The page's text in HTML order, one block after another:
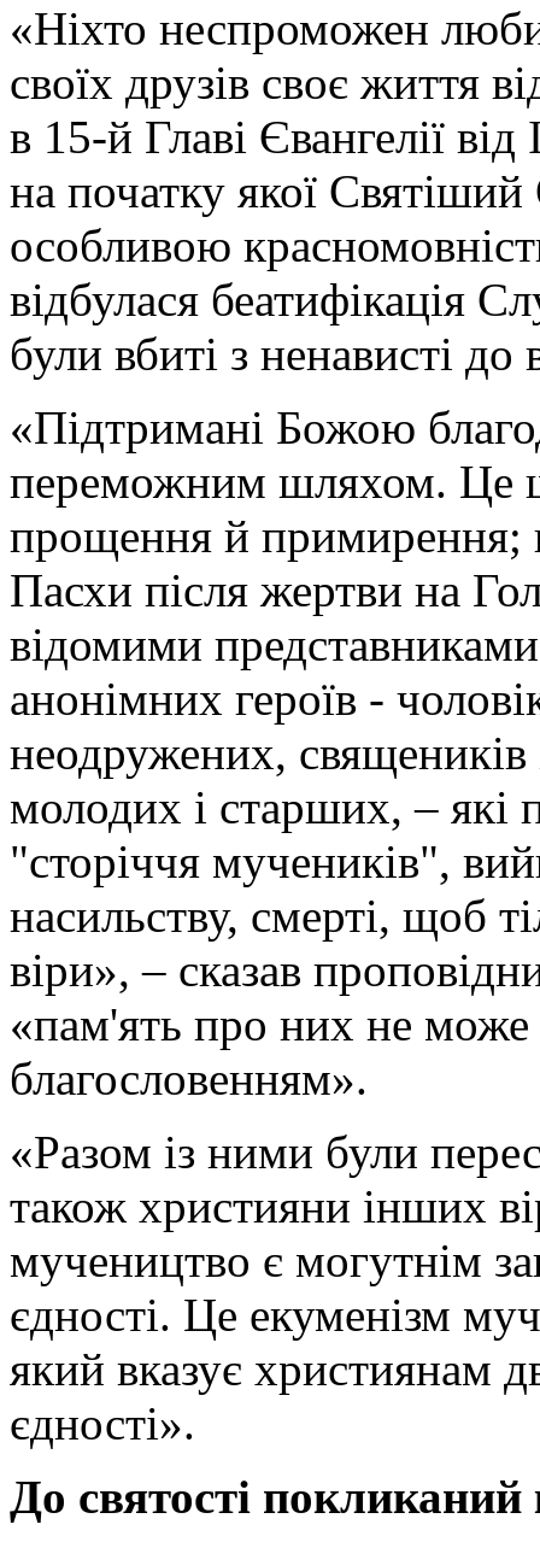
«Ніхто неспроможен
своїх друзів своє життя
в 15-й Главі Євангелії
на початку якої
особливою
відбулася беатифікація
були вбиті з ненависті до
«Підтримані Божою
переможним шляхом. Це
прощення й примирення;
Пасхи після жертви на
відомими представниками
анонімних героїв -
неодружених, священиків
молодих і старших, – які
"сторіччя мучеників",
насильству, смерті, щоб
віри», – сказав
«пам'ять про них не може
благословенням».
«Разом із ними були
також християни інших
мучеництво є могутнім
єдності. Це екуменізм
який вказує християнам
єдності».
До святості покликаний